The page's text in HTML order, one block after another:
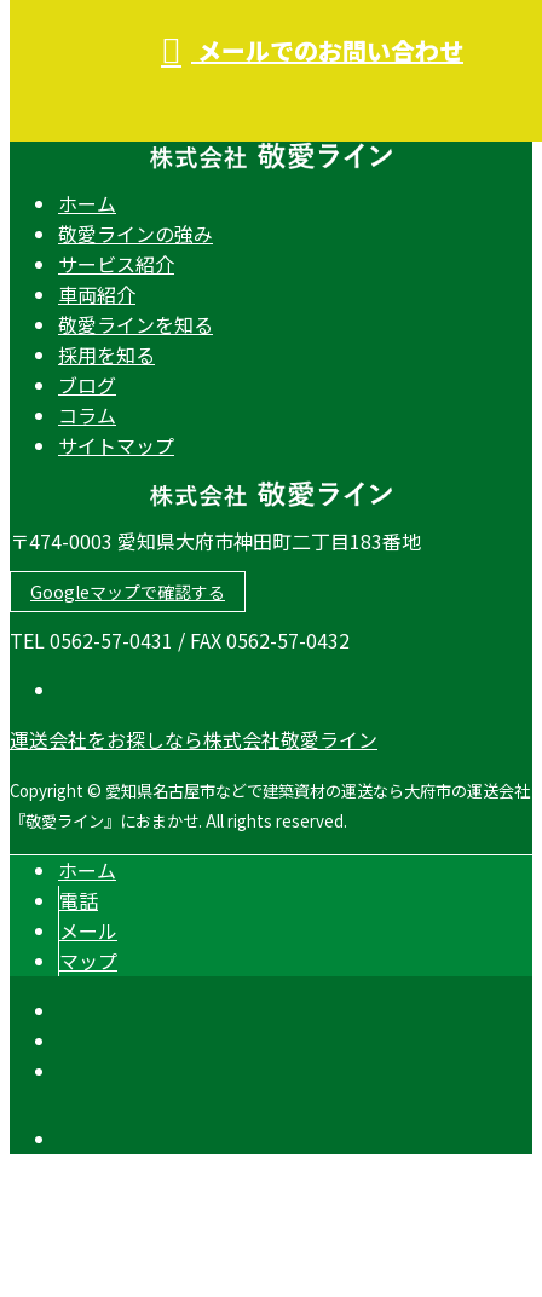
メールでのお問い合わせ
ホーム
敬愛ラインの強み
サービス紹介
車両紹介
敬愛ラインを知る
採用を知る
ブログ
コラム
サイトマップ
〒474-0003 愛知県大府市神田町二丁目183番地
Googleマップで確認する
TEL 0562-57-0431 / FAX 0562-57-0432
運送会社をお探しなら株式会社敬愛ライン
Copyright © 愛知県名古屋市などで建築資材の運送なら大府市の運送会社
『敬愛ライン』におまかせ. All rights reserved.
ホーム
電話
メール
マップ